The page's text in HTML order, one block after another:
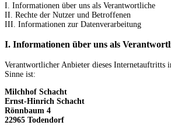
I. Informationen über uns als Verantwortliche
II. Rechte der Nutzer und Betroffenen
III. Informationen zur Datenverarbeitung
I. Informationen über uns als
Verantwortlicher Anbieter dieses Internetauftritts
Sinne ist:
Milchhof Schacht
Ernst-Hinrich Schacht
Rönnbaum 4
22965 Todendorf